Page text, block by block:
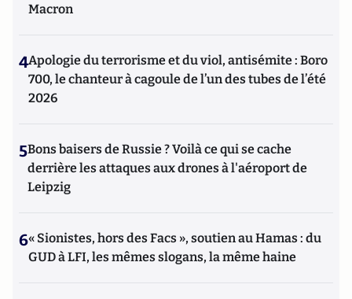
Macron
4Apologie du terrorisme et du viol, antisémite : Boro
700, le chanteur à cagoule de l’un des tubes de l’été
2026
5Bons baisers de Russie ? Voilà ce qui se cache
derrière les attaques aux drones à l'aéroport de
Leipzig
6« Sionistes, hors des Facs », soutien au Hamas : du
GUD à LFI, les mêmes slogans, la même haine